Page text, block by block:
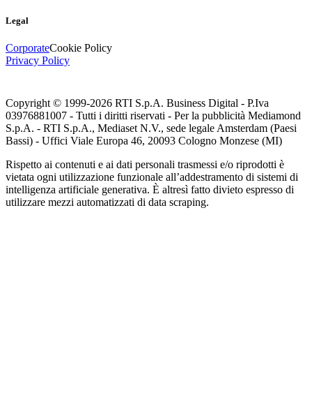
Legal
CorporateCookie Policy
Privacy Policy
Copyright © 1999-2026 RTI S.p.A. Business Digital - P.Iva
03976881007 - Tutti i diritti riservati - Per la pubblicità Mediamond
S.p.A. - RTI S.p.A., Mediaset N.V., sede legale Amsterdam (Paesi
Bassi) - Uffici Viale Europa 46, 20093 Cologno Monzese (MI)
Rispetto ai contenuti e ai dati personali trasmessi e/o riprodotti è
vietata ogni utilizzazione funzionale all’addestramento di sistemi di
intelligenza artificiale generativa. È altresì fatto divieto espresso di
utilizzare mezzi automatizzati di data scraping.